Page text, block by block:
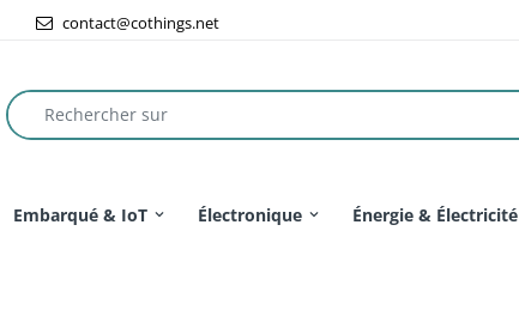
contact@cothings.net
Embarqué & IoT Électronique Énergie & Électricité